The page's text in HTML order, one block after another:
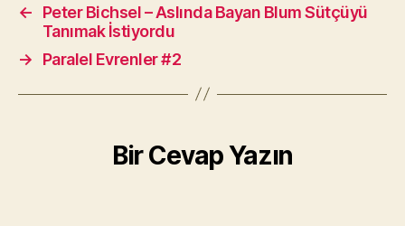
←
Peter Bichsel – Aslında Bayan Blum Sütçüyü
Tanımak İstiyordu
→
Paralel Evrenler #2
Bir Cevap Yazın